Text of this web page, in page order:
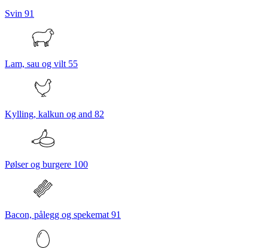
Svin 91
Lam, sau og vilt 55
Kylling, kalkun og and 82
Pølser og burgere 100
Bacon, pålegg og spekemat 91